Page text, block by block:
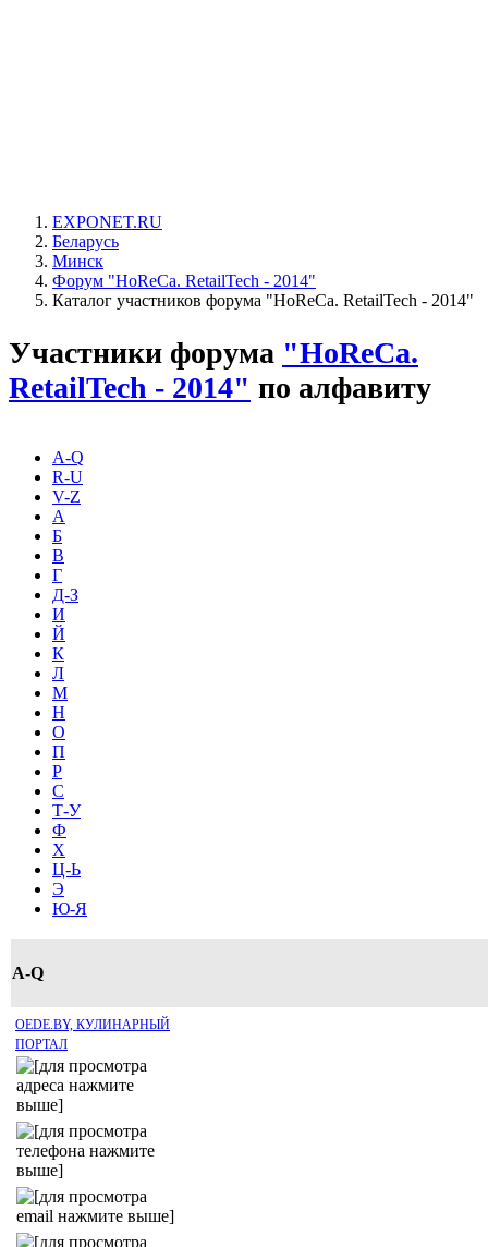
EXPONET.RU
Беларусь
Минск
Форум "HoReCa. RetailTech - 2014"
Каталог участников форума "HoReCa. RetailTech - 2014"
Участники форума "HoReCa.
RetailTech - 2014" по алфавиту
A-Q
R-U
V-Z
А
Б
В
Г
Д-З
И
Й
К
Л
М
Н
О
П
Р
С
Т-У
Ф
Х
Ц-Ь
Э
Ю-Я
A-Q
OEDE.BY, КУЛИНАРНЫЙ
ПОРТАЛ